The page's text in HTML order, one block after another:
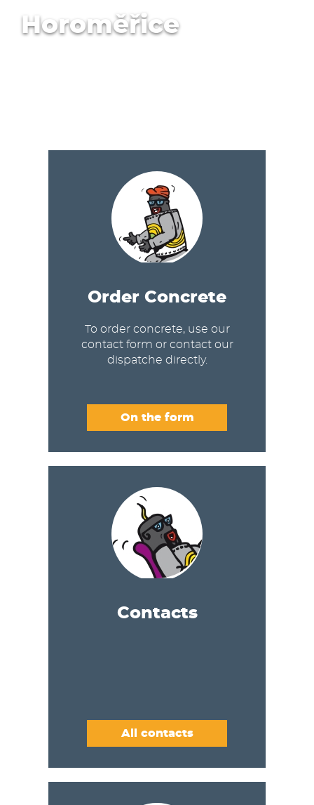
Horoměřice
Order Concrete
To order concrete, use our
contact form or contact our
dispatche directly.
On the form
Contacts
All contacts